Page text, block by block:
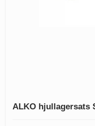
ALKO hjullagersats